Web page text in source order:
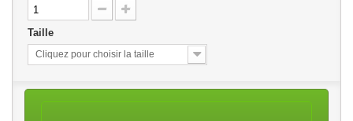
Taille
Cliquez pour choisir la taille